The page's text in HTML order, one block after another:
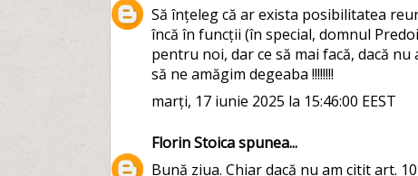
Să înțeleg că ar exista posibilitatea
încă în funcții (în special, domnul
pentru noi, dar ce să mai facă, dacă nu
să ne amăgim degeaba !!!!!!!!
marți, 17 iunie 2025 la 15:46:00 EEST
Florin Stoicaspunea...
Bună ziua. Chiar dacă nu am citit art.